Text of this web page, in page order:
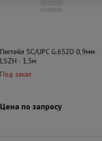
Пигтейл SC/UPC G.652D 0,9мм
LSZH - 1,5м
Под заказ
Цена по запросу